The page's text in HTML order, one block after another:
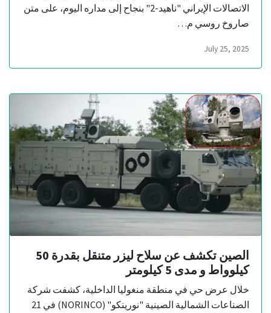
الاتصالات الإيراني "ناهيد-2" بنجاح إلى مداره اليوم، على متن
صاروخ روسي م…
July 25, 2025
الصين تكشف عن سلاح ليزر متنقل بقدرة 50
كيلوواط و مدى 5 كيلومتر
خلال عرض حي في منطقة منغوليا الداخلية، كشفت شركة
الصناعات الشمالية الصينية "نورينكو" (NORINCO) في 21